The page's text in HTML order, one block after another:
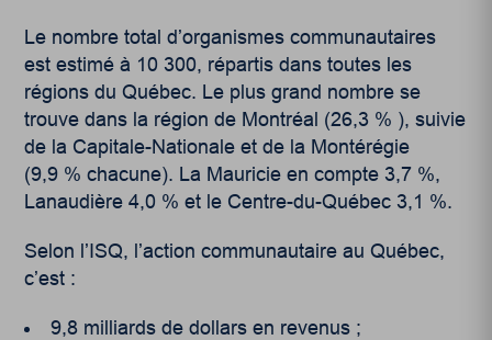
Le nombre total d’organismes communautaires
est estimé à 10 300, répartis dans toutes les
régions du Québec. Le plus grand nombre se
trouve dans la région de Montréal (26,3 % ), suivie
de la Capitale-Nationale et de la Montérégie
(9,9 % chacune). La Mauricie en compte 3,7 %,
Lanaudière 4,0 % et le Centre-du-Québec 3,1 %.
Selon l’ISQ, l’action communautaire au Québec,
c’est :
9,8 milliards de dollars en revenus ;